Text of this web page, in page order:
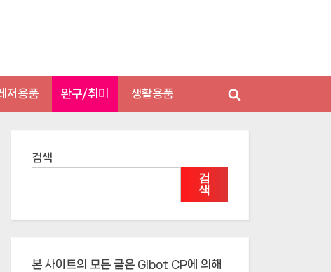
저용품 완구/취미 생활용품
Toggle
검색
검
색
본 사이트의 모든 글은 Glbot CP에 의해